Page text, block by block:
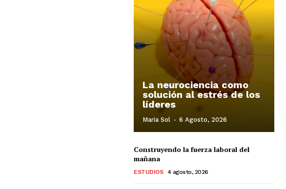
La neurociencia como
solución al estrés de los
líderes
Maria Sol - 6 Agosto, 2026
Construyendo la fuerza laboral del
mañana
ESTUDIOS 4 agosto, 2026